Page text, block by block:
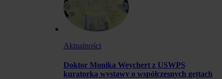
Aktualności
Doktor Monika Weychert z USWPS
kuratorką wystawy o współczesnych gettach